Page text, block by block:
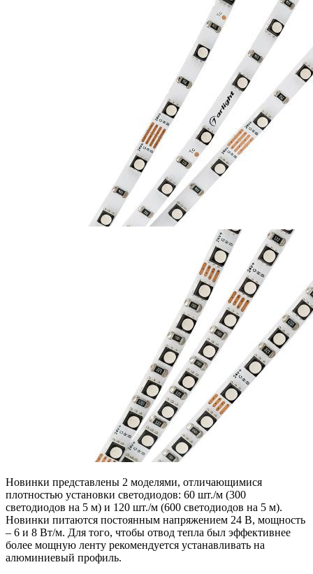
Новинки представлены 2 моделями, отличающимися
плотностью установки светодиодов: 60 шт./м (300
светодиодов на 5 м) и 120 шт./м (600 светодиодов на 5 м).
Новинки питаются постоянным напряжением 24 В, мощность
– 6 и 8 Вт/м. Для того, чтобы отвод тепла был эффективнее
более мощную ленту рекомендуется устанавливать на
алюминиевый профиль.